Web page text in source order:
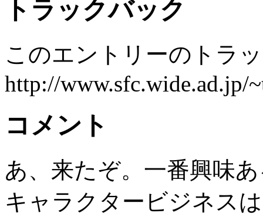
トラックバック
このエントリーのトラ
http://www.sfc.wide.ad.jp/
コメント
あ、来たぞ。一番興味
キャラクタービジネスは